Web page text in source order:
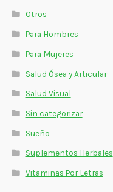
Otros
Para Hombres
Para Mujeres
Salud Ósea y Articular
Salud Visual
Sin categorizar
Sueño
Suplementos Herbales
Vitaminas Por Letras